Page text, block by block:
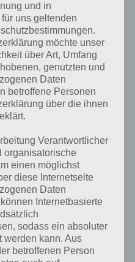
Spielprinzip
noch Spaß, denn hier müsst
um die 3 Sterne zu verdienen.
oder bestimmte Dinge
denn du musst über die
Glück und eine gute Strategie
und die Sterne zu verdienen.
Sheep
vermittelt auch das
Spil Games. Hier das Video:
und in
uns geltenden
möchte unser
über Art, Umfang
genutzten und
Daten
betroffene Personen
über die ihnen
Verantwortlicher
organisatorische
einen möglichst
diese Internetseite
Daten
Internetbasierte
sodass ein absoluter
werden kann. Aus
betroffenen Person